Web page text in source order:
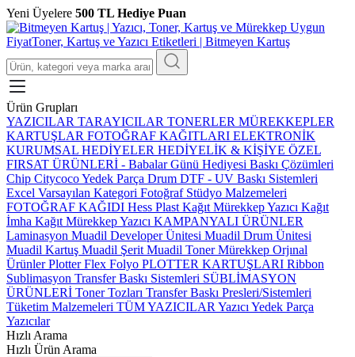
Yeni Üyelere 500 TL Hediye Puan
Ürün Grupları
YAZICILAR TARAYICILAR TONERLER MÜREKKEPLER
KARTUŞLAR FOTOĞRAF KAĞITLARI ELEKTRONİK
KURUMSAL HEDİYELER HEDİYELİK & KİŞİYE ÖZEL
FIRSAT ÜRÜNLERİ - Babalar Günü Hediyesi Baskı Çözümleri
Chip Citycoco Yedek Parça Drum DTF - UV Baskı Sistemleri
Excel Varsayılan Kategori Fotoğraf Stüdyo Malzemeleri
FOTOĞRAF KAĞIDI Hess Plast Kağıt Mürekkep Yazıcı Kağıt
İmha Kağıt Mürekkep Yazıcı KAMPANYALI ÜRÜNLER
Laminasyon Muadil Developer Ünitesi Muadil Drum Ünitesi
Muadil Kartuş Muadil Şerit Muadil Toner Mürekkep Orjınal
Ürünler Plotter Flex Folyo PLOTTER KARTUŞLARI Ribbon
Sublimasyon Transfer Baskı Sistemleri SÜBLİMASYON
ÜRÜNLERİ Toner Tozları Transfer Baskı Presleri/Sistemleri
Tüketim Malzemeleri TÜM YAZICILAR Yazıcı Yedek Parça
Yazıcılar
Hızlı Arama
Hızlı Ürün Arama